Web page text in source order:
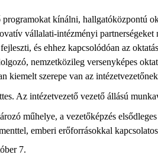
kínálni, hallgatóközpontú
vállalati-intézményi partnerségeket
és ehhez kapcsolódóan az
nemzetközileg versenyképes
kiemelt szerepe van az
Az intézetvezető vezető állású
műhelye, a vezetőképzés
emberi erőforrásokkal
7.